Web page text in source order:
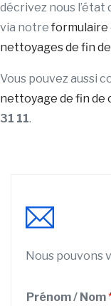
décrivez nous
via notre formulaire
nettoyages de fin
Vous pouvez aussi
nettoyage de fin de
31 11.
Nous pouvons
Prénom / Nom